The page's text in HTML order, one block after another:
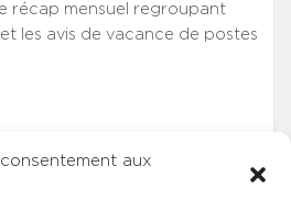
aux
récap mensuel regroupant
les avis de vacance de postes
CFDT
inscrits.